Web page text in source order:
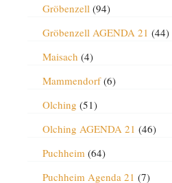
Gröbenzell (94)
Gröbenzell AGENDA 21 (44)
Maisach (4)
Mammendorf(6)
Olching (51)
Olching AGENDA 21 (46)
Puchheim (64)
Puchheim Agenda 21 (7)